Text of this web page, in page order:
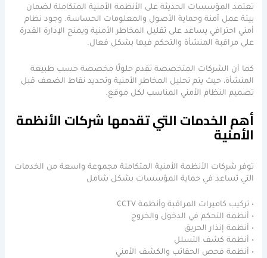
تعتمد المؤسسات الحديثة على الأنظمة الأمنية المتكاملة لضمان
بيئة عمل آمنة وحماية الأصول والمعلومات الحساسة. وجود نظام
أمني احترافي يساعد على تقليل المخاطر الأمنية ويمنح الإدارة القدرة
على مراقبة المنشأة والتحكم فيها بشكل فعال.
كما أن الشركات المتخصصة تقدم حلولًا مخصصة حسب طبيعة
المنشأة، حيث يتم تحليل المخاطر الأمنية وتحديد نقاط الضعف قبل
تصميم النظام الأمني المناسب لكل موقع.
أهم الخدمات التي تقدمها شركات الأنظمة
الأمنية
توفر شركات الأنظمة الأمنية المتكاملة مجموعة واسعة من الخدمات
التي تساعد في حماية المؤسسات بشكل شامل
• تركيب كاميرات المراقبة وأنظمة CCTV
• أنظمة التحكم في الدخول والخروج
• أنظمة إنذار الحريق
• أنظمة كشف التسلل
• أنظمة فحص الحقائب والكشف الأمني